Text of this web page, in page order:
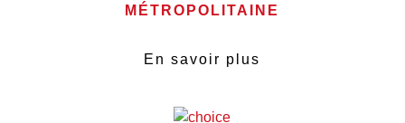
MÉTROPOLITAINE
En savoir plus